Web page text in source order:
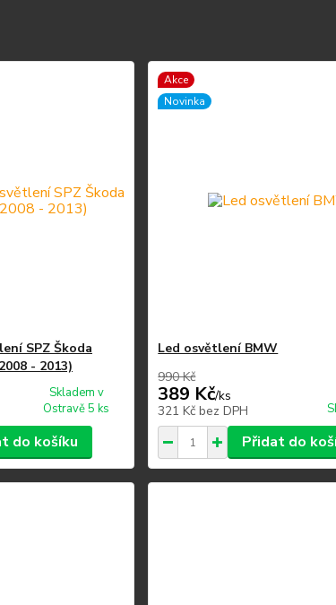
SPZ Škoda
- 2013)
Skladem v
Ostravě 5 ks
do košíku
Akce
Novinka
Led osvětlení BMW
990 Kč
389 Kč/ks
321 Kčbez DPH
Přidat do